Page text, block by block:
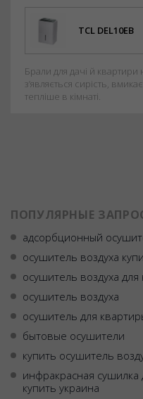
TCL DEL10EB
Брали для дачі й
з’являється сирість,
тепліше в кімнаті.
ПОПУЛЯРНЫЕ
адсорбционный
осушитель воздуха
осушитель воздуха
осушитель воздуха
осушитель для
бытовые осушители
купить осушитель
инфракрасная
купить украина